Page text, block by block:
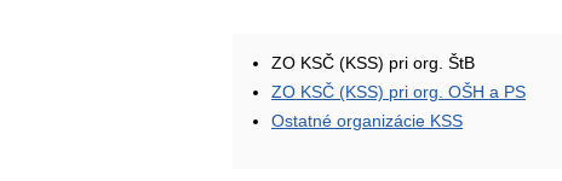
ZO KSČ (KSS) pri org. ŠtB
ZO KSČ (KSS) pri org. OŠH a PS
Ostatné organizácie KSS